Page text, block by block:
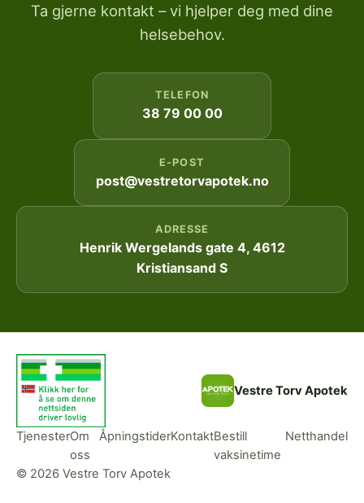
Ta gjerne kontakt – vi hjelper deg med dine
helsebehov.
TELEFON
38 79 00 00
E-POST
post@vestretorvapotek.no
ADRESSE
Henrik Wergelands gate 4, 4612
Kristiansand S
Vestre Torv Apotek
TjenesterOm
oss
ÅpningstiderKontaktBestill
vaksinetime
Netthandel
© 2026 Vestre Torv Apotek